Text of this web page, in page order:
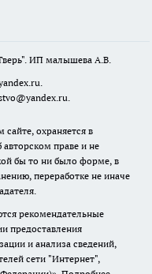
ИП малышева А.В.
охраняется в
авторском праве и не
бы то ни было форме, в
переработке не иначе
рекомендательные
предоставления
и анализа сведений,
сети "Интернет",